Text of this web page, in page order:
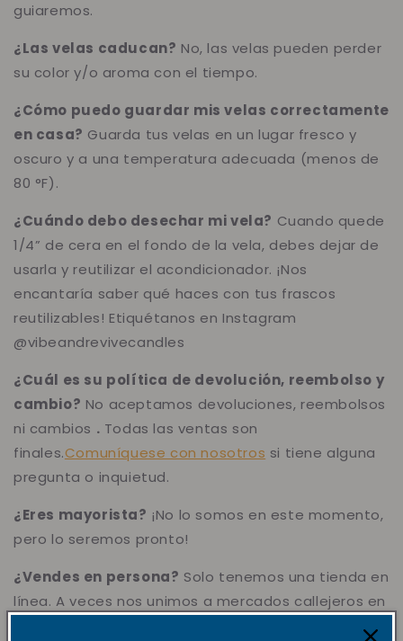
guiaremos.
¿Las velas caducan? No, las velas pueden perder
su color y/o aroma con el tiempo.
¿Cómo puedo guardar mis velas correctamente
en casa? Guarda tus velas en un lugar fresco y
oscuro y a una temperatura adecuada (menos de
80 °F).
¿Cuándo debo desechar mi vela? Cuando quede
1/4” de cera en el fondo de la vela, debes dejar de
usarla y reutilizar el acondicionador. ¡Nos
encantaría saber qué haces con tus frascos
reutilizables! Etiquétanos en Instagram
@vibeandrevivecandles
¿Cuál es su política de devolución, reembolso y
cambio? No aceptamos devoluciones, reembolsos
ni cambios . Todas las ventas son
finales.Comuníquese con nosotros si tiene alguna
pregunta o inquietud.
¿Eres mayorista? ¡No lo somos en este momento,
pero lo seremos pronto!
¿Vendes en persona? Solo tenemos una tienda en
línea. A veces nos unimos a mercados callejeros en
Anaheim, San Diego, Los Ángeles, Huntington Beach,